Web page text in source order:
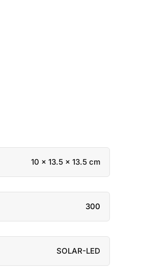
10 × 13.5 × 13.5 cm
300
SOLAR-LED